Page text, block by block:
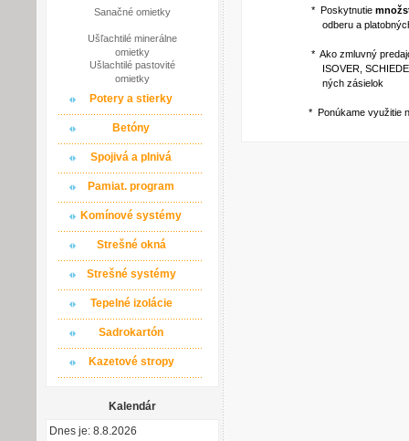
Sanačné omietky
Ušľachtilé minerálne
omietky
Ušlachtilé pastovité
omietky
Potery a stierky
Betóny
Spojivá a plnivá
Pamiat. program
Komínové systémy
Strešné okná
Strešné systémy
Tepelné izolácie
Sadrokartón
Kazetové stropy
Kalendár
Dnes je: 8.8.2026
* Poskytnutie
odberu a platobných
* Ako zmluvný predajca
ISOVER, SCHIEDEL a iné )
ných zásielok
* Ponúkame využitie